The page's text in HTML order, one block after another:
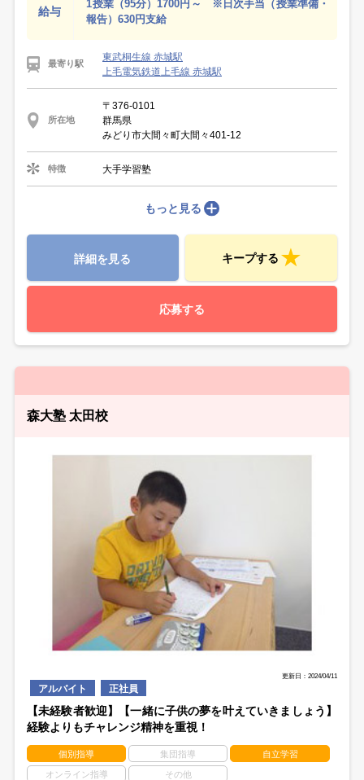
給与
1授業（95分）1700円～ ※日次手当（授業準備・
報告）630円支給
最寄り駅
東武桐生線 赤城駅
上毛電気鉄道上毛線 赤城駅
所在地
〒376-0101
群馬県
みどり市大間々町大間々401‐12
特徴 大手学習塾
もっと見る
詳細を見る キープする
応募する
森大塾 太田校
更新日：2024/04/11
アルバイト 正社員
【未経験者歓迎】【一緒に子供の夢を叶えていきましょう】
経験よりもチャレンジ精神を重視！
個別指導 集団指導 自立学習
オンライン指導 その他